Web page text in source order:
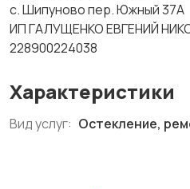
с. Шипуново пер. Южный 37А
ИП ГАЛУЩЕНКО ЕВГЕНИЙ
228900224038
Характеристики
Вид услуг: Остекление,